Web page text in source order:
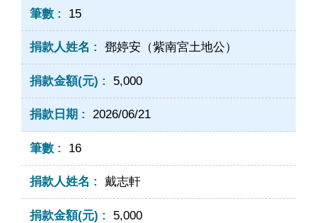
15
鄧婷安（紫南宮土地公）
5,000
2026/06/21
16
戴志軒
5,000